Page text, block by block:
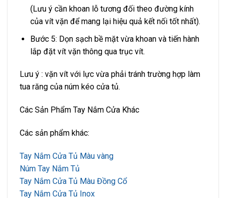
(Lưu ý cần khoan lỗ tương đối theo đường kính
của vít vặn để mang lại hiệu quả kết nối tốt nhất).
Bước 5: Dọn sạch bề mặt vừa khoan và tiến hành
lắp đặt vít vặn thông qua trục vít.
Lưu ý : vặn vít với lực vừa phải tránh trường hợp làm
tua răng của núm kéo cửa tủ.
Các Sản Phẩm Tay Nắm Cửa Khác
Các sản phẩm khác:
Tay Nắm Cửa Tủ Màu vàng
Núm Tay Nắm Tủ
Tay Nắm Cửa Tủ Màu Đồng Cổ
Tay Nắm Cửa Tủ Inox